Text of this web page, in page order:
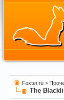
Foxter.ru >
The